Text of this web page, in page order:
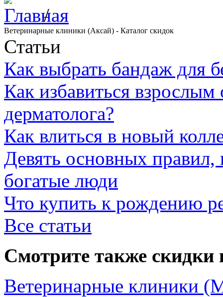
/
Ветеринарные клиники (Аксай) - Каталог скидок
Статьи
Как выбрать бандаж для
Как избавиться
дерматолога?
Как влиться в новый
Девять основных
богатые люди
Что купить к рождению
Все статьи
Смотрите также скидки
Ветеринарные клиники